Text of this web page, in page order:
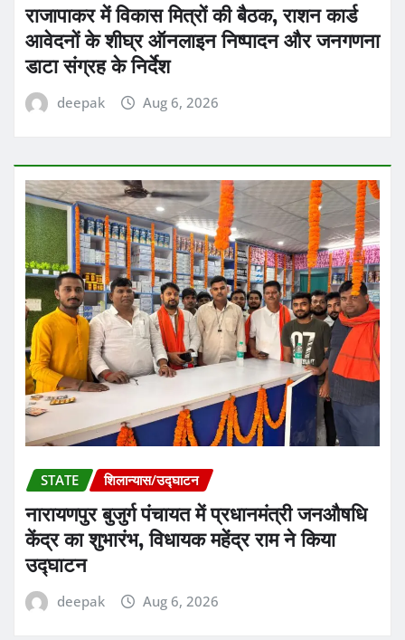
राजापाकर में विकास मित्रों की बैठक, राशन कार्ड
आवेदनों के शीघ्र ऑनलाइन निष्पादन और जनगणना
डाटा संग्रह के निर्देश
deepak Aug 6, 2026
STATE शिलान्यास/उद्घाटन
नारायणपुर बुजुर्ग पंचायत में प्रधानमंत्री जनऔषधि
केंद्र का शुभारंभ, विधायक महेंद्र राम ने किया
उद्घाटन
deepak Aug 6, 2026